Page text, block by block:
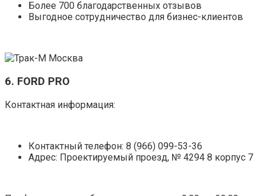
Более 700 благодарственных отзывов
Выгодное сотрудничество для бизнес-клиентов
6. FORD PRO
Контактная информация:
Контактный телефон: 8 (966) 099-53-36
Адрес: Проектируемый проезд, № 4294 8 корпус 7